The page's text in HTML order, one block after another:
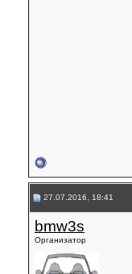
27.07.2016, 18:41
bmw3s
Организатор